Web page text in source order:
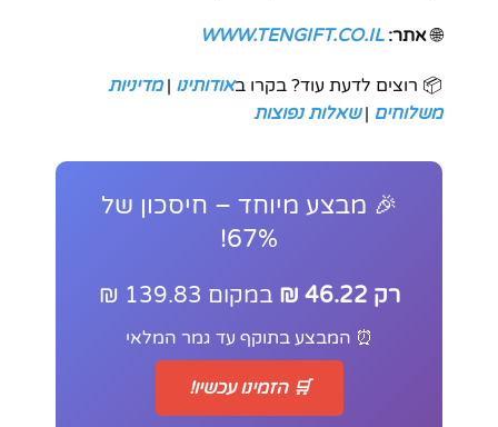
🌐אתר: WWW.TENGIFT.CO.IL
📦 רוצים לדעת עוד? בקרו באודותינו |מדיניות
משלוחים |שאלות נפוצות
🎉 מבצע מיוחד – חיסכון של
67%!
רק 46.22 ₪ במקום 139.83 ₪
⏰ המבצע בתוקף עד גמר המלאי
🛒 הזמינו עכשיו!